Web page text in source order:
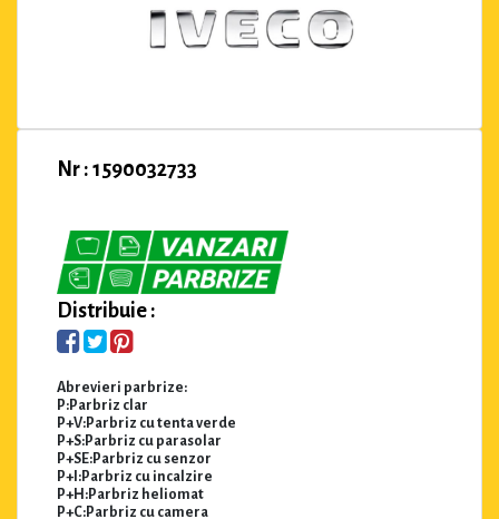
Nr : 1590032733
Distribuie :
Abrevieri parbrize:
P:Parbriz clar
P+V:Parbriz cu tenta verde
P+S:Parbriz cu parasolar
P+SE:Parbriz cu senzor
P+I:Parbriz cu incalzire
P+H:Parbriz heliomat
P+C:Parbriz cu camera